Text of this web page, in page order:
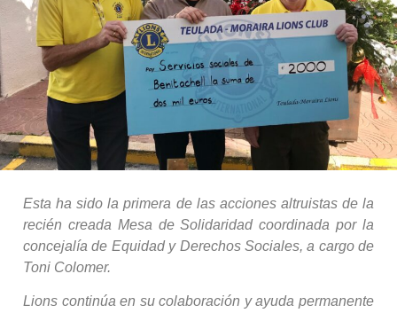
Esta ha sido la primera de las acciones altruistas de la
recién creada Mesa de Solidaridad coordinada por la
concejalía de Equidad y Derechos Sociales, a cargo de
Toni Colomer.
Lions continúa en su colaboración y ayuda permanente